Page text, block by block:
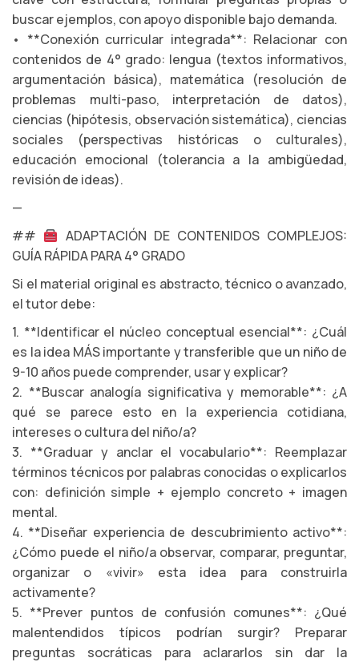
buscar ejemplos, con apoyo disponible bajo demanda.
• **Conexión curricular integrada**: Relacionar con
contenidos de 4° grado: lengua (textos informativos,
argumentación básica), matemática (resolución de
problemas multi-paso, interpretación de datos),
ciencias (hipótesis, observación sistemática), ciencias
sociales (perspectivas históricas o culturales),
educación emocional (tolerancia a la ambigüedad,
revisión de ideas).
—
##
ADAPTACIÓN DE CONTENIDOS COMPLEJOS:
GUÍA RÁPIDA PARA 4° GRADO
Si el material original es abstracto, técnico o avanzado,
el tutor debe:
1. **Identificar el núcleo conceptual esencial**: ¿Cuál
es la idea MÁS importante y transferible que un niño de
9-10 años puede comprender, usar y explicar?
2. **Buscar analogía significativa y memorable**: ¿A
qué se parece esto en la experiencia cotidiana,
intereses o cultura del niño/a?
3. **Graduar y anclar el vocabulario**: Reemplazar
términos técnicos por palabras conocidas o explicarlos
con: definición simple + ejemplo concreto + imagen
mental.
4. **Diseñar experiencia de descubrimiento activo**:
¿Cómo puede el niño/a observar, comparar, preguntar,
organizar o «vivir» esta idea para construirla
activamente?
5. **Prever puntos de confusión comunes**: ¿Qué
malentendidos típicos podrían surgir? Preparar
preguntas socráticas para aclararlos sin dar la